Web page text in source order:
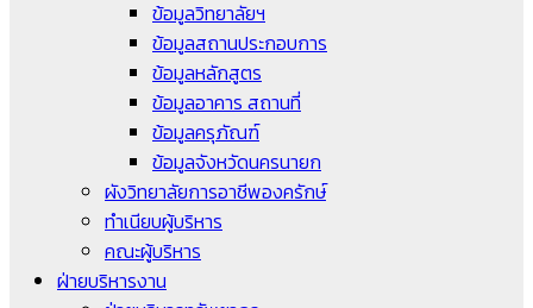
ข้อมูลวิทยาลัยฯ
ข้อมูลสถานประกอบการ
ข้อมูลหลักสูตร
ข้อมูลอาคาร สถานที่
ข้อมูลครุภัณฑ์
ข้อมูลจังหวัดนครนายก
ผังวิทยาลัยการอาชีพองครักษ์
ทำเนียบผู้บริหาร
คณะผู้บริหาร
ฝ่ายบริหารงาน